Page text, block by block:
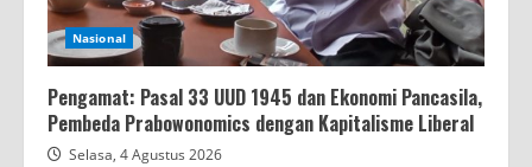
Nasional
Pengamat: Pasal 33 UUD 1945 dan Ekonomi Pancasila,
Pembeda Prabowonomics dengan Kapitalisme Liberal
Selasa, 4 Agustus 2026